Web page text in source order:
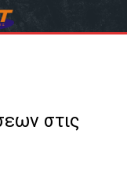
στις